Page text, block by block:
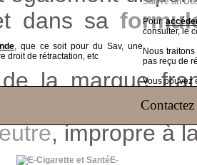
, que ce soit pour du Sav, une
droit de rétractation, etc
Pour
consulter, le
Nous
pas reçu de
Vous pouvez
E-
dans sa
la marque
Ce
, impropre à